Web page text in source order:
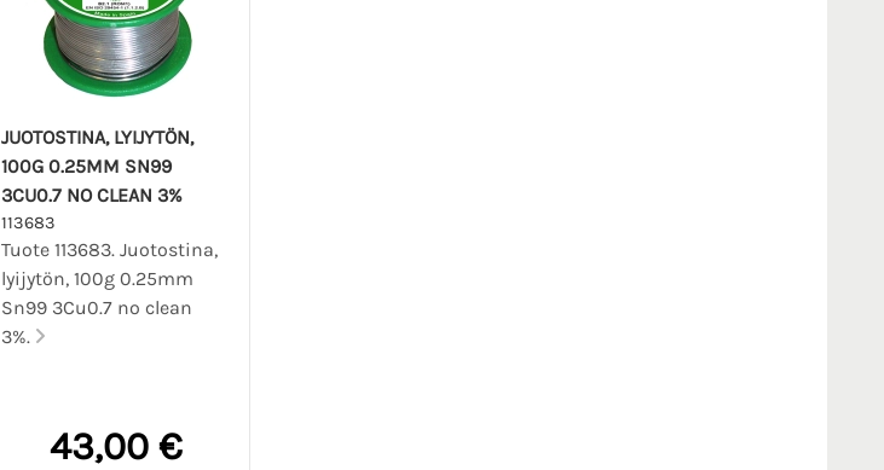
JUOTOSTINA, LYIJYTÖN,
100G 0.25MM SN99
3CU0.7 NO CLEAN 3%
113683
Tuote 113683. Juotostina,
lyijytön, 100g 0.25mm
Sn99 3Cu0.7 no clean
3%.
43,00 €